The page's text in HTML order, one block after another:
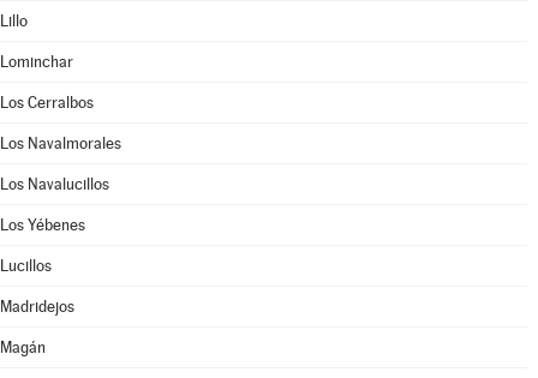
Lillo
Lominchar
Los Cerralbos
Los Navalmorales
Los Navalucillos
Los Yébenes
Lucillos
Madridejos
Magán